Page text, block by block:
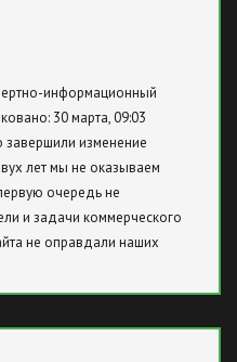
информационный
30 марта, 09:03
изменение
лет мы не оказываем
очередь не
и задачи коммерческого
не оправдали наших